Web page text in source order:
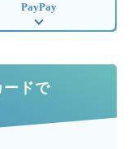
PayPay
ドで